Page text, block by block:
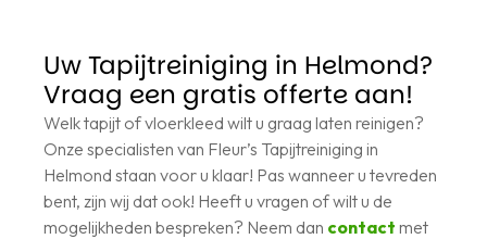
Uw Tapijtreiniging in Helmond?
Vraag een gratis offerte aan!
Welk tapijt of vloerkleed wilt u graag laten reinigen?
Onze specialisten van Fleur’s Tapijtreiniging in
Helmond staan voor u klaar! Pas wanneer u tevreden
bent, zijn wij dat ook! Heeft u vragen of wilt u de
mogelijkheden bespreken? Neem dan contact met